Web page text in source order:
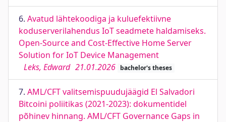
6. Avatud lähtekoodiga ja kuluefektiivne
koduserverilahendus IoT seadmete haldamiseks.
Open-Source and Cost-Effective Home Server
Solution for IoT Device Management
Leks, Edward 21.01.2026 bachelor's theses
7. AML/CFT valitsemispuudujäägid El Salvadori
Bitcoini poliitikas (2021-2023): dokumentidel
põhinev hinnang. AML/CFT Governance Gaps in